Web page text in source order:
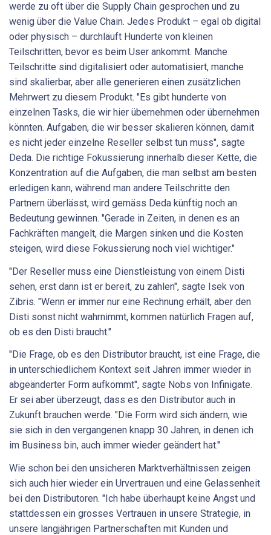
werde zu oft über die Supply Chain gesprochen und zu
wenig über die Value Chain. Jedes Produkt – egal ob digital
oder physisch – durchläuft Hunderte von kleinen
Teilschritten, bevor es beim User ankommt. Manche
Teilschritte sind digitalisiert oder automatisiert, manche
sind skalierbar, aber alle generieren einen zusätzlichen
Mehrwert zu diesem Produkt. "Es gibt hunderte von
einzelnen Tasks, die wir hier übernehmen oder übernehmen
könnten. Aufgaben, die wir besser skalieren können, damit
es nicht jeder einzelne Reseller selbst tun muss", sagte
Deda. Die richtige Fokussierung innerhalb dieser Kette, die
Konzentration auf die Aufgaben, die man selbst am besten
erledigen kann, während man andere Teilschritte den
Partnern überlässt, wird gemäss Deda künftig noch an
Bedeutung gewinnen. "Gerade in Zeiten, in denen es an
Fachkräften mangelt, die Margen sinken und die Kosten
steigen, wird diese Fokussierung noch viel wichtiger."
"Der Reseller muss eine Dienstleistung von einem Disti
sehen, erst dann ist er bereit, zu zahlen", sagte Isek von
Zibris. "Wenn er immer nur eine Rechnung erhält, aber den
Disti sonst nicht wahrnimmt, kommen natürlich Fragen auf,
ob es den Disti braucht."
"Die Frage, ob es den Distributor braucht, ist eine Frage, die
in unterschiedlichem Kontext seit Jahren immer wieder in
abgeänderter Form aufkommt", sagte Nobs von Infinigate.
Er sei aber überzeugt, dass es den Distributor auch in
Zukunft brauchen werde. "Die Form wird sich ändern, wie
sie sich in den vergangenen knapp 30 Jahren, in denen ich
im Business bin, auch immer wieder geändert hat."
Wie schon bei den unsicheren Marktverhältnissen zeigen
sich auch hier wieder ein Urvertrauen und eine Gelassenheit
bei den Distributoren. "Ich habe überhaupt keine Angst und
stattdessen ein grosses Vertrauen in unsere Strategie, in
unsere langjährigen Partnerschaften mit Kunden und